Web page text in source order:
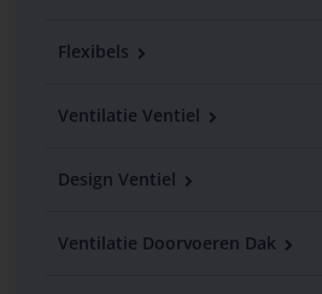
Flexibels
Ventilatie Ventiel
Design Ventiel
Ventilatie Doorvoeren Dak